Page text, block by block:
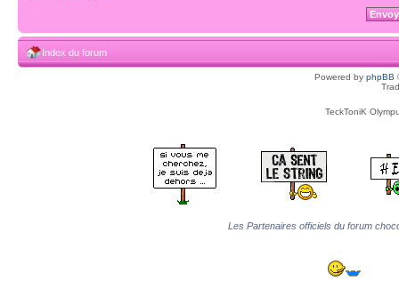
Index du forum
Powered by phpBB
TeckToniK
Les Partenaires officiels du forum